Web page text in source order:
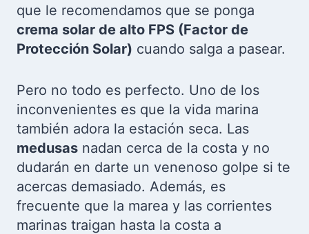
que le recomendamos que se ponga
crema solar de alto FPS (Factor de
Protección Solar) cuando salga a pasear.
Pero no todo es perfecto. Uno de los
inconvenientes es que la vida marina
también adora la estación seca. Las
medusas nadan cerca de la costa y no
dudarán en darte un venenoso golpe si te
acercas demasiado. Además, es
frecuente que la marea y las corrientes
marinas traigan hasta la costa a